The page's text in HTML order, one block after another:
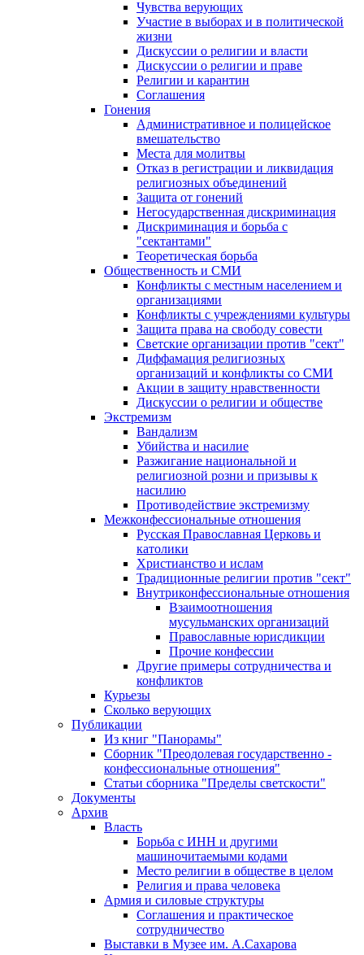
Чувства верующих
Участие в выборах и в политической
жизни
Дискуссии о религии и власти
Дискуссии о религии и праве
Религии и карантин
Соглашения
Гонения
Административное и полицейское
вмешательство
Места для молитвы
Отказ в регистрации и ликвидация
религиозных объединений
Защита от гонений
Негосударственная дискриминация
Дискриминация и борьба с
"сектантами"
Теоретическая борьба
Общественность и СМИ
Конфликты с местным населением и
организациями
Конфликты с учреждениями культуры
Защита права на свободу совести
Светские организации против "сект"
Диффамация религиозных
организаций и конфликты со СМИ
Акции в защиту нравственности
Дискуссии о религии и обществе
Экстремизм
Вандализм
Убийства и насилие
Разжигание национальной и
религиозной розни и призывы к
насилию
Противодействие экстремизму
Межконфессиональные отношения
Русская Православная Церковь и
католики
Христианство и ислам
Традиционные религии против "сект"
Внутриконфессиональные отношения
Взаимоотношения
мусульманских организаций
Православные юрисдикции
Прочие конфессии
Другие примеры сотрудничества и
конфликтов
Курьезы
Сколько верующих
Публикации
Из книг "Панорамы"
Сборник "Преодолевая государственно -
конфессиональные отношения"
Статьи сборника "Пределы светскости"
Документы
Архив
Власть
Борьба с ИНН и другими
машиночитаемыми кодами
Место религии в обществе в целом
Религия и права человека
Армия и силовые структуры
Соглашения и практическое
сотрудничество
Выставки в Музее им. А.Сахарова